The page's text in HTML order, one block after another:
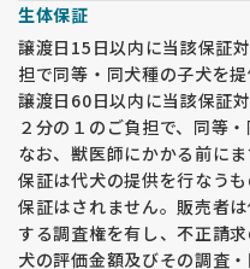
生体保証
譲渡日15日以内に当該保証
担で同等・同犬種の子犬を提
譲渡日60日以内に当該保証
２分の１のご負担で、同等
なお、獣医師にかかる前に
保証は代犬の提供を行なう
保証はされません。販売者
する調査権を有し、不正請
犬の評価金額及びその調査